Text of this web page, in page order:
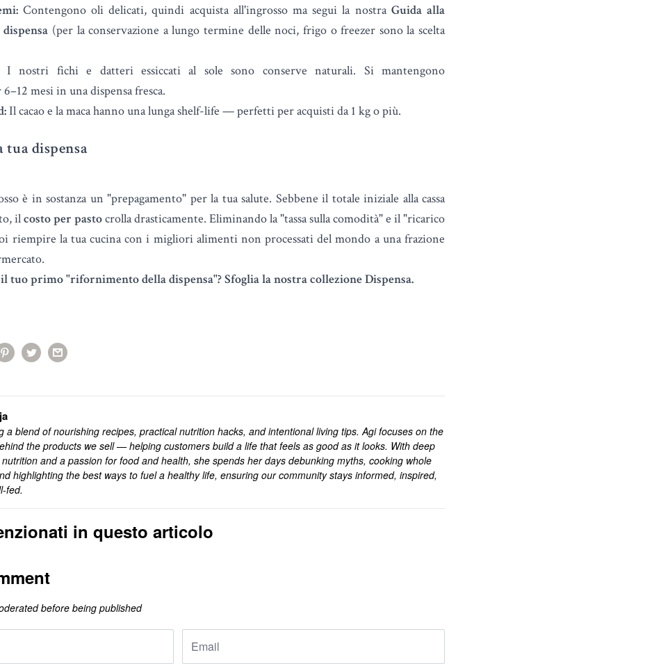
Contengono oli delicati, quindi acquista all'ingrosso ma segui la nostra Guida alla
(per la conservazione a lungo termine delle noci, frigo o freezer sono la scelta
I nostri fichi e datteri essiccati al sole sono conserve naturali. Si mantengono
mesi in una dispensa fresca.
Il cacao e la maca hanno una lunga shelf-life — perfetti per acquisti da 1 kg o più.
dispensa
è in sostanza un "prepagamento" per la tua salute. Sebbene il totale iniziale alla cassa
ilcosto per pastocrolla drasticamente. Eliminando la "tassa sulla comodità" e il "ricarico
riempire la tua cucina con i migliori alimenti non processati del mondo a una frazione
tuo primo "rifornimento della dispensa"?Sfoglia la nostra collezione Dispensa.
a blend of nourishing recipes, practical nutrition hacks, and intentional living tips. Agi focuses on the
the products we sell — helping customers build a life that feels as good as it looks. With deep
and a passion for food and health, she spends her days debunking myths, cooking whole
highlighting the best ways to fuel a healthy life, ensuring our community stays informed, inspired,
fed.
in questo articolo
before being published